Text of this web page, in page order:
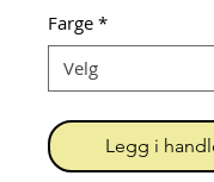
Farge *
Legg i